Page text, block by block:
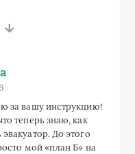
за вашу инструкцию!
теперь знаю, как
До этого
мой «план Б» на